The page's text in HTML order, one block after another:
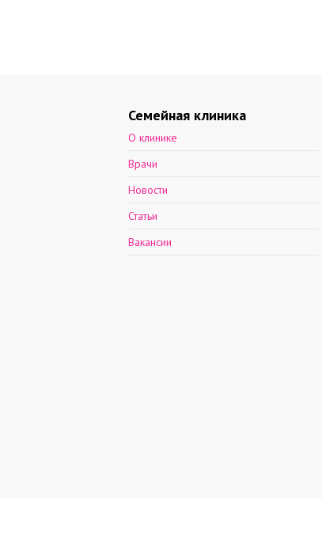
Семейная клиника
О клинике
Врачи
Новости
Статьи
Вакансии